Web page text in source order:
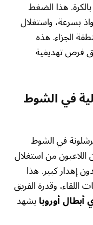
هذا الضغط
بسرعة، واستغلال
الجزاء. هذه
فرص تهديفية
في الشوط
في الشوط
اللاعبون من استغلال
إهدار كبير. هذا
وقدرة الفريق
أبطال أوروبايشهد